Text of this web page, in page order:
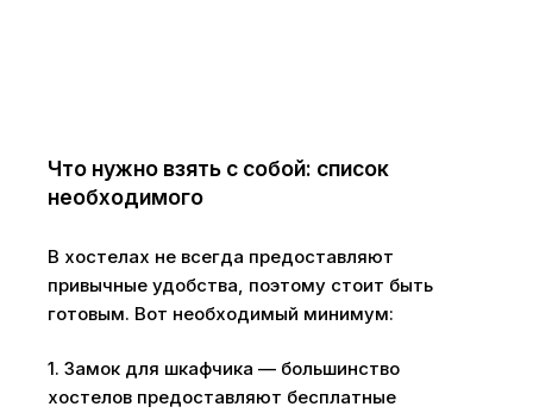
Что нужно взять с собой: список
необходимого
В хостелах не всегда предоставляют
привычные удобства, поэтому стоит быть
готовым. Вот необходимый минимум:
1. Замок для шкафчика — большинство
хостелов предоставляют бесплатные